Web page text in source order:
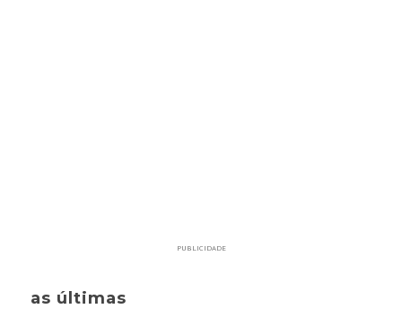
PUBLICIDADE
as últimas